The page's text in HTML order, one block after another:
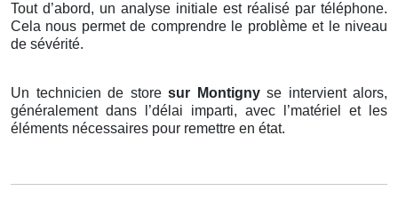
Tout d’abord, un analyse initiale est réalisé par téléphone.
Cela nous permet de comprendre le problème et le niveau
de sévérité.
Un technicien de store sur Montigny se intervient alors,
généralement dans l’délai imparti, avec l’matériel et les
éléments nécessaires pour remettre en état.